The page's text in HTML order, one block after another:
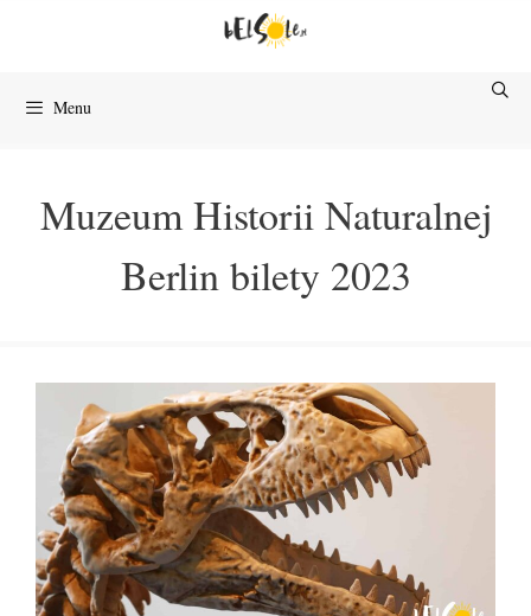
Menu
Muzeum Historii Naturalnej
Berlin bilety 2023